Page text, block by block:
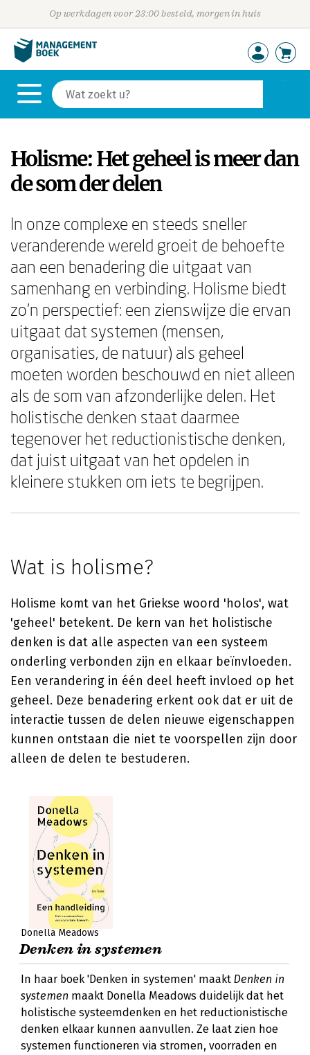
Op werkdagen voor 23:00 besteld, morgen in huis
Holisme: Het geheel is meer dan
de som der delen
In onze complexe en steeds sneller
veranderende wereld groeit de behoefte
aan een benadering die uitgaat van
samenhang en verbinding. Holisme biedt
zo'n perspectief: een zienswijze die ervan
uitgaat dat systemen (mensen,
organisaties, de natuur) als geheel
moeten worden beschouwd en niet alleen
als de som van afzonderlijke delen. Het
holistische denken staat daarmee
tegenover het reductionistische denken,
dat juist uitgaat van het opdelen in
kleinere stukken om iets te begrijpen.
Wat is holisme?
Holisme komt van het Griekse woord 'holos', wat
'geheel' betekent. De kern van het holistische
denken is dat alle aspecten van een systeem
onderling verbonden zijn en elkaar beïnvloeden.
Een verandering in één deel heeft invloed op het
geheel. Deze benadering erkent ook dat er uit de
interactie tussen de delen nieuwe eigenschappen
kunnen ontstaan die niet te voorspellen zijn door
alleen de delen te bestuderen.
Donella Meadows
Denken in systemen
In haar boek 'Denken in systemen' maakt Denken in
systemen maakt Donella Meadows duidelijk dat het
holistische systeemdenken en het reductionistische
denken elkaar kunnen aanvullen. Ze laat zien hoe
systemen functioneren via stromen, voorraden en